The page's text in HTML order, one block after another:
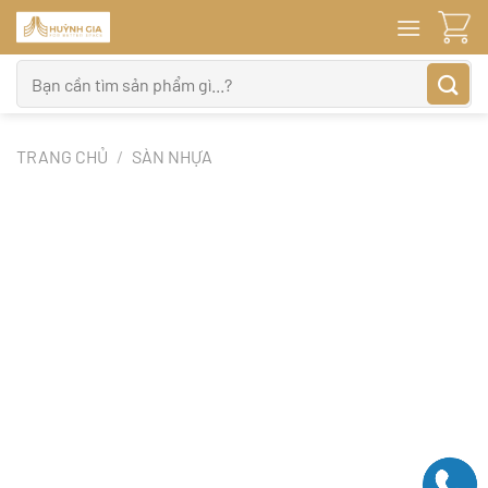
Bỏ
qua
nội
dung
kiếm:
TRANG CHỦ / SÀN NHỰA